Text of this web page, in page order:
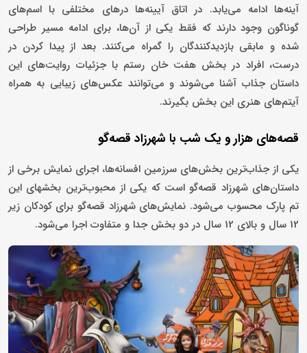
آینه‌ها ادامه می‌یابد. در اتاق‌ آیینه‌ها درهای مختلفی با اسم‌های
گوناگون وجود دارند که فقط یکی از آن‌ها، برای ادامه مسیر طراحی
شده و مابقی بازدیدکنندگان را گمراه می‌کنند. بعد از پیدا کردن در
درست، افراد در بخش هفت‌ خان رستم با جزئیات‌ روایت‌های این
داستان جذاب آشنا می‌شوند و می‌توانند عکس‌های زیبایی به همراه‌
آیتم‌های هنری این بخش بگیرند.
قصه‌های هزار و یک شب با شهرزاد قصه‌گو
یکی از جذاب‌ترین بخش‌های سرزمین افسانه‌‌ها، اجرای نمایش برخی از
داستان‌های شهرزاد قصه‌گو است که یکی از محبوب‌ترین بخش‎های این
تم پارک محسوب می‌شود. نمایش‌های شهرزاد قصه‌گو برای کودکان زیر
12 سال و بالای 12 سال در دو بخش جدا و متفاوت اجرا می‌شود.